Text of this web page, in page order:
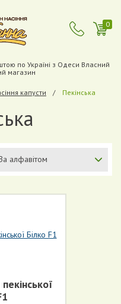
0
по Україні з Одеси Власний
магазин
капусти Пекiнська
алфавітом